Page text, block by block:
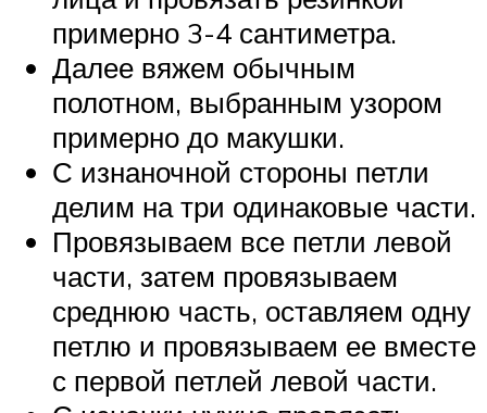
примерно 3-4 сантиметра.
Далее вяжем обычным
полотном, выбранным узором
примерно до макушки.
С изнаночной стороны петли
делим на три одинаковые части.
Провязываем все петли левой
части, затем провязываем
среднюю часть, оставляем одну
петлю и провязываем ее вместе
с первой петлей левой части.